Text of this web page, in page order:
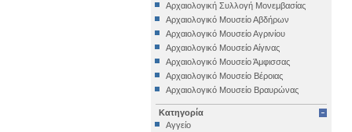
Αρχαιολογική Συλλογή Μονεμβασίας
Αρχαιολογικό Μουσείο Αβδήρων
Αρχαιολογικό Μουσείο Αγρινίου
Αρχαιολογικό Μουσείο Αίγινας
Αρχαιολογικό Μουσείο Άμφισσας
Αρχαιολογικό Μουσείο Βέροιας
Αρχαιολογικό Μουσείο Βραυρώνας
Αρχαιολογικό Μουσείο Δελφών
Αρχαιολογικό Μουσείο Ηγουμενίτσας
Κατηγορία
Αγγείο